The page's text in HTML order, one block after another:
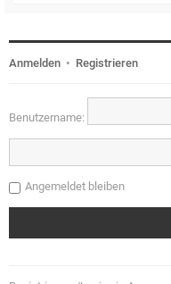
Anmelden • Registrieren
Benutzername:
Angemeldet bleiben